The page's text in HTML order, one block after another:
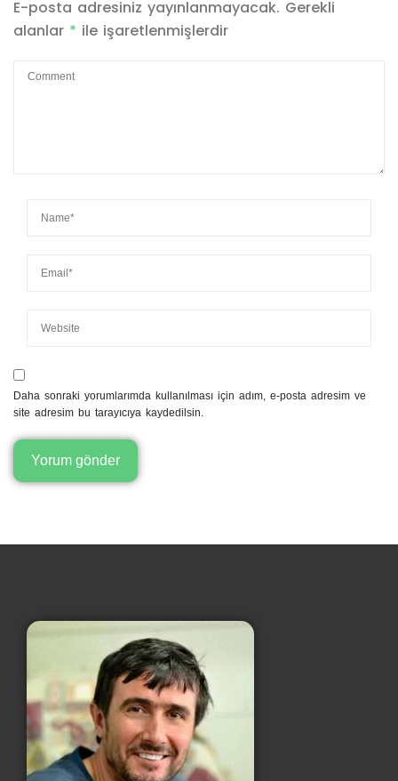
E-posta adresiniz yayınlanmayacak. Gerekli
alanlar * ile işaretlenmişlerdir
Daha sonraki yorumlarımda kullanılması için adım, e-posta adresim ve
site adresim bu tarayıcıya kaydedilsin.